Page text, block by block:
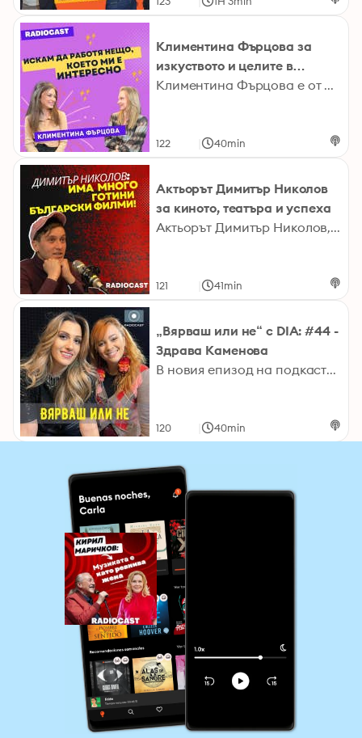
Климентина Фърцова за
изкуството и целите в
живота | Radiocast с Рая
Климентина Фърцова е от младите красиви надежди на българския театър и кино. Темпераментна, завладяваща и знаеща какво иска – такава ще я видите и чуете в новия епизод на Radiocast с Рая. В епизода ще имате възможността да се докоснете до светоусещането и мечтите на Климентина, ще чуете и как се чувства след прозвището българската Одри Хепбърн.Последвайте Климентина:https://www.instagram.com/klimentinafartzova/Последвайте Рая:https://instagram.com/raia_belhttps://www.facebook.com/raya.belevaПоследвайте Radiocast:Instagram: https://www.instagram.com/radiocast_bg/ Facebook: https://www.facebook.com/radiocastbg Youtube: https://bit.ly/3I6OaOD TikTok: https://www.tiktok.com/@radiocast_bgSpotify: https://open.spotify.com/show/3fXpy1GbhCcbX5SXXnzJpX Google Podcasts: https://bit.ly/3Hf8fATApple Podcasts: https://apple.co/3ueNMrnradiocast.bg2023 Hosted on Acast. See acast.com/privacy for more information.
122 40min
Актьорът Димитър Николов
за киното, театъра и успеха
Актьорът Димитър Николов, познат от продукции като „Доза щастие“, „Дяволското гърло“ и „Блок“ пред Лазар Хрисимов в новия епизод на Radiocast. Димитър разказа за пътя си като актьор, за най-трудните си роли, за ролите, които иска да изиграе и за разликата между театър и киното. Чуйте и вижте целия разговор в YouTube, Spotify и Apple Podcasts каналите на Radiocast. Последвайте Димитър:https://www.facebook.com/dimitar.nikolov.1656Последвайте Лазар:https://www.instagram.com/l.a.zz.oПоследвайте RadiocastInstagram: https://www.instagram.com/radiocast_bg/ Facebook: https://www.facebook.com/radiocastbg Youtube: https://bit.ly/3I6OaOD TikTok: https://www.tiktok.com/@radiocast_bgSpotify: https://open.spotify.com/show/3fXpy1GbhCcbX5SXXnzJpX Google Podcasts: https://bit.ly/3Hf8fATApple Podcasts: https://apple.co/3ueNMrnradiocast.bg2023 Hosted on Acast. See acast.com/privacy for more information.
121 41min
„Вярваш или не“ с DIA: #44 -
Здрава Каменова
В новия епизод на подкаста „Вярваш или не" посрещамеактрисата и сценарист Здрава Каменова. В студиото на Радиокаст тя поговори заживота, работата, любовта и децата си, които почти винаги са зад сцената повреме на нейни постановки, за да помагат. Здрава признава, че много се гордее стях и се старае да свиква с мисълта, че порастват, но допълва, че е многопритеснителна майка, която винаги се тревожи и бди над наследниците си. Какви са ролите в живота ѝ, коя е най-хубавата, какво иска да ѝ се случи и закакво мечтае – гледайте и слушайте новия епизод на подкаста „Вярваш илине" в каналите на Radiocast – в YouTube, Spotify и Apple Podcasts.Последвайте Здрава: https://www.instagram.com/zdrava_kamenova_actress/ Последвайте DIA: https://www.instagram.com/diadimana/ https://www.facebook.com/DiaBulgaria Последвайте Radiocast Instagram: https://www.instagram.com/radiocast_bg/ Facebook: https://www.facebook.com/radiocastbg Youtube: https://bit.ly/3I6OaOD TikTok: https://www.tiktok.com/@radiocast_bg Spotify: https://open.spotify.com/show/3fXpy1GbhCcbX5SXXnzJpX Google Podcasts: https://bit.ly/3Hf8fAT Apple Podcasts: https://apple.co/3ueNMrn radiocast.bg 2023 Hosted on Acast. See acast.com/privacy for more information.
120 40min